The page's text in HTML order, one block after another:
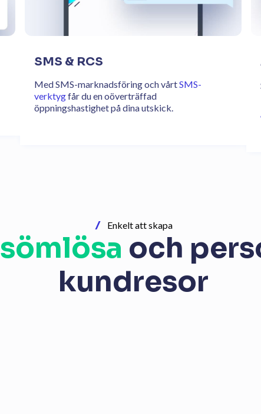
SMS & RCS
Med SMS-marknadsföring och vårtSMS-
verktygfår du en oöverträffad
öppningshastighet på dina utskick.
Enkelt att skapa
sömlösa och
kundresor